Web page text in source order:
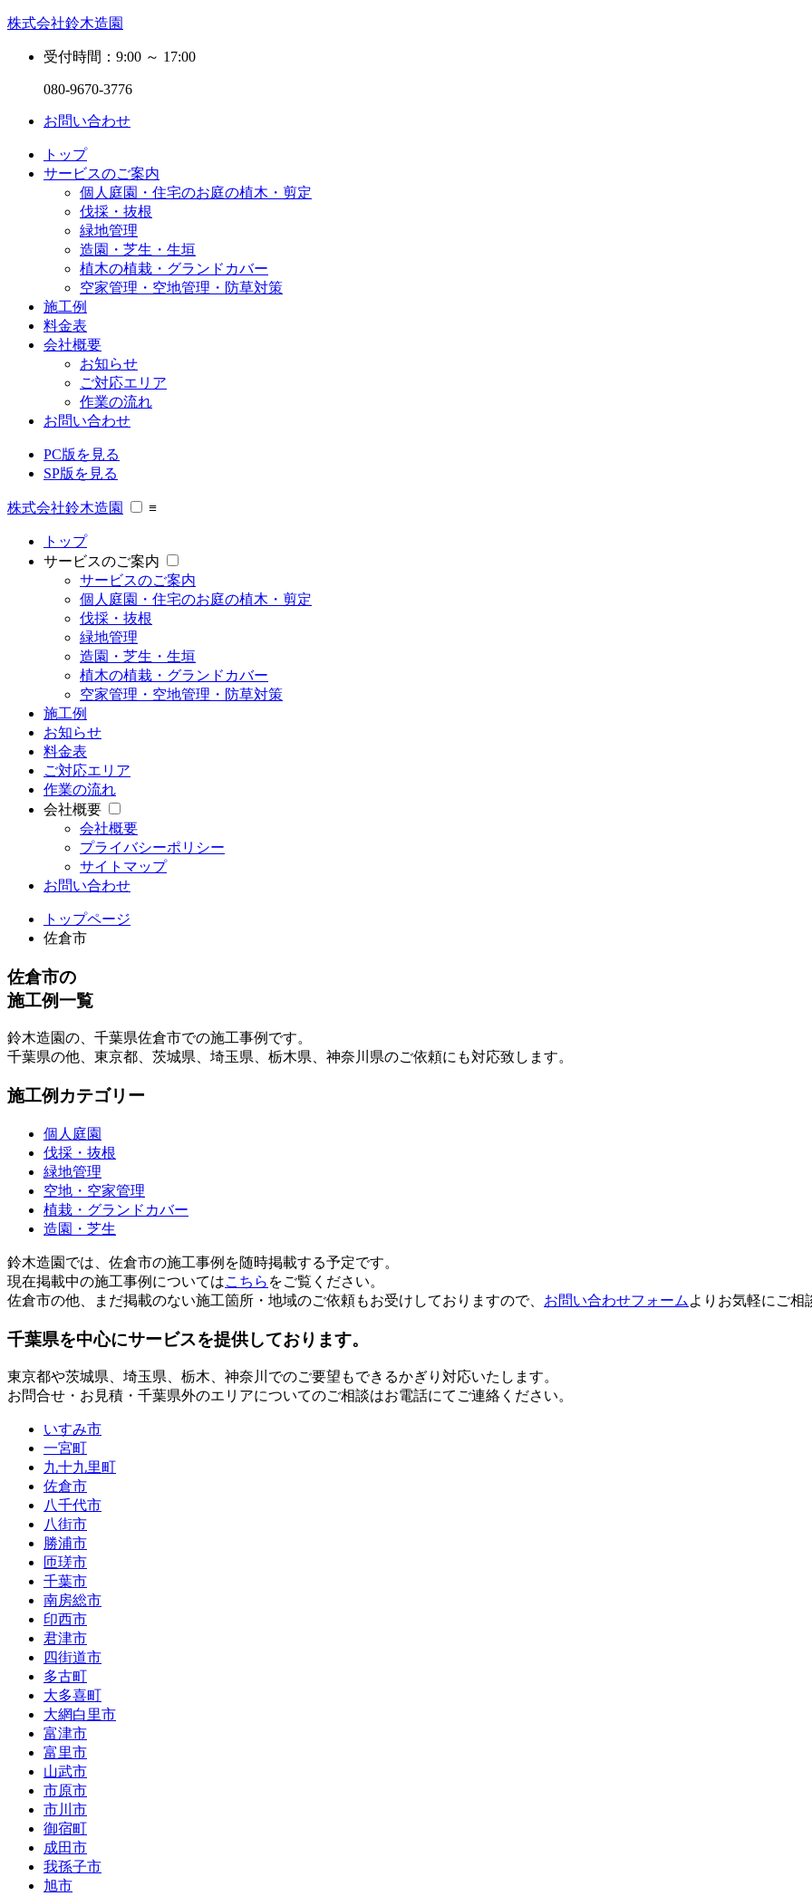
株式会社鈴木造園
受付時間：9:00 ～ 17:00
080-9670-3776
お問い合わせ
トップ
サービスのご案内
個人庭園・住宅のお庭の植木・剪定
伐採・抜根
緑地管理
造園・芝生・生垣
植木の植栽・グランドカバー
空家管理・空地管理・防草対策
施工例
料金表
会社概要
お知らせ
ご対応エリア
作業の流れ
お問い合わせ
PC版を見る
SP版を見る
株式会社鈴木造園 ≡
トップ
サービスのご案内
サービスのご案内
個人庭園・住宅のお庭の植木・剪定
伐採・抜根
緑地管理
造園・芝生・生垣
植木の植栽・グランドカバー
空家管理・空地管理・防草対策
施工例
お知らせ
料金表
ご対応エリア
作業の流れ
会社概要
会社概要
プライバシーポリシー
サイトマップ
お問い合わせ
トップページ
佐倉市
佐倉市の
施工例一覧
鈴木造園の、千葉県佐倉市での施工事例です。
千葉県の他、東京都、茨城県、埼玉県、栃木県、神奈川県のご依頼にも対応致します。
施工例カテゴリー
個人庭園
伐採・抜根
緑地管理
空地・空家管理
植栽・グランドカバー
造園・芝生
鈴木造園では、佐倉市の施工事例を随時掲載する予定です。
現在掲載中の施工事例についてはこちら をご覧ください。
佐倉市の他、まだ掲載のない施工箇所・地域のご依頼もお受けしておりますので、 お問い合わせフォーム よりお気軽にご相
千葉県を中心にサービスを提供しております。
東京都や茨城県 埼玉県 栃木 神奈川 でのご要望もできるかぎり対応いたします。
お問合せ・お見積・千葉県外のエリアについてのご相談はお電話にてご連絡ください。
いすみ市
一宮町
九十九里町
佐倉市
八千代市
八街市
勝浦市
匝瑳市
千葉市
南房総市
印西市
君津市
四街道市
多古町
大多喜町
大網白里市
富津市
富里市
山武市
市原市
市川市
御宿町
成田市
我孫子市
旭市